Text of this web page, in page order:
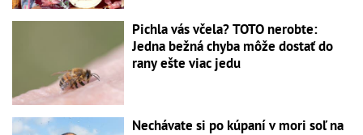
Pichla vás včela? TOTO nerobte:
Jedna bežná chyba môže dostať do
rany ešte viac jedu
Nechávate si po kúpaní v mori soľ na